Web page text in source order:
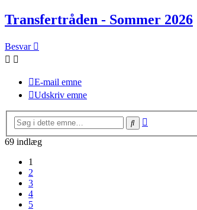
Transfertråden - Sommer 2026
Besvar
E-mail emne
Udskriv emne
Søg
69 indlæg
1
2
3
4
5